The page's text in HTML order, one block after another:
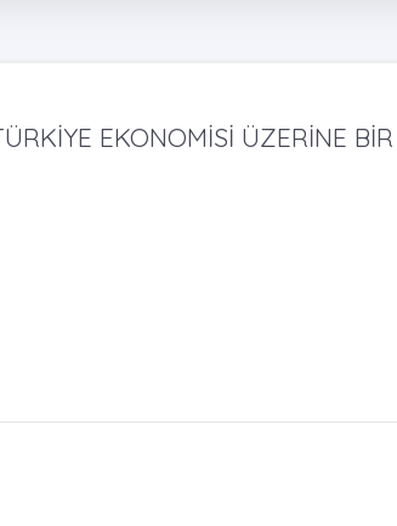
EKONOMİSİ ÜZERİNE